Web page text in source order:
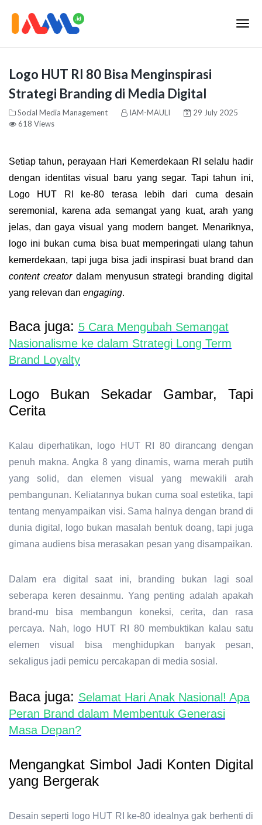
Logo HUT RI 80 Bisa Menginspirasi
Strategi Branding di Media Digital
Social Media Management IAM-MAULI
29 July 2025
618 Views
Setiap tahun, perayaan Hari Kemerdekaan RI selalu hadir
dengan identitas visual baru yang segar. Tapi tahun ini,
Logo HUT RI ke-80 terasa lebih dari cuma desain
seremonial, karena ada semangat yang kuat, arah yang
jelas, dan gaya visual yang modern banget. Menariknya,
logo ini bukan cuma bisa buat memperingati ulang tahun
kemerdekaan, tapi juga bisa jadi inspirasi buat brand dan
content creatordalam menyusun strategi branding digital
yang relevan dan engaging.
Baca juga: 5 Cara Mengubah Semangat
Nasionalisme ke dalam Strategi Long Term
Brand Loyalty
Logo Bukan Sekadar Gambar, Tapi
Cerita
Kalau diperhatikan, logo HUT RI 80 dirancang dengan
penuh makna. Angka 8 yang dinamis, warna merah putih
yang solid, dan elemen visual yang mewakili arah
pembangunan. Keliatannya bukan cuma soal estetika, tapi
tentang menyampaikan visi. Sama halnya dengan brand di
dunia digital, logo bukan masalah bentuk doang, tapi juga
gimana audiens bisa merasakan pesan yang disampaikan.
Dalam era digital saat ini, branding bukan lagi soal
seberapa keren desainmu. Yang penting adalah apakah
brand-mu bisa membangun koneksi, cerita, dan rasa
percaya. Nah, logo HUT RI 80 membuktikan kalau satu
elemen visual bisa menghidupkan banyak pesan,
sekaligus jadi pemicu percakapan di media sosial.
Baca juga: Selamat Hari Anak Nasional! Apa
Peran Brand dalam Membentuk Generasi
Masa Depan?
Mengangkat Simbol Jadi Konten Digital
yang Bergerak
Desain seperti logo HUT RI ke-80 idealnya gak berhenti di